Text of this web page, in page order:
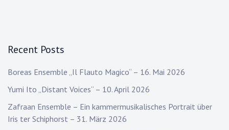
Recent Posts
Boreas Ensemble „Il Flauto Magico“ – 16. Mai 2026
Yumi Ito „Distant Voices“ – 10. April 2026
Zafraan Ensemble – Ein kammermusikalisches Portrait über
Iris ter Schiphorst – 31. März 2026